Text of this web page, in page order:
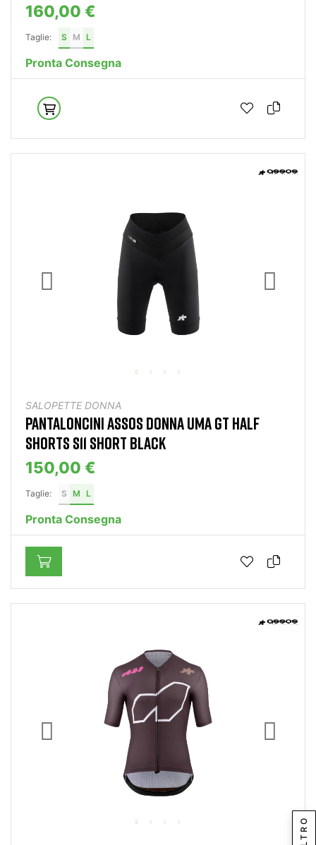
160,00 €
Taglie: S M L
Pronta Consegna
SALOPETTE DONNA
PANTALONCINI ASSOS DONNA UMA GT HALF
SHORTS S11 SHORT BLACK
150,00 €
Taglie: S M L
Pronta Consegna